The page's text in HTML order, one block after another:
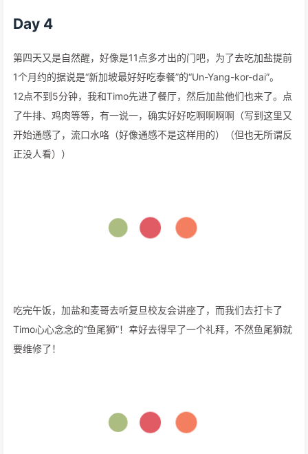
Day 4
第四天又是自然醒，好像是11点多才出的门吧，为了去吃加盐提前
1个月约的据说是“新加坡最好好吃泰餐”的“Un-Yang-kor-dai”。
12点不到5分钟，我和Timo先进了餐厅，然后加盐他们也来了。点
了牛排、鸡肉等等，有一说一，确实好好吃啊啊啊啊（写到这里又
开始通感了，流口水咯（好像通感不是这样用的）（但也无所谓反
正没人看））
吃完午饭，加盐和麦哥去听复旦校友会讲座了，而我们去打卡了
Timo心心念念的“鱼尾狮”！幸好去得早了一个礼拜，不然鱼尾狮就
要维修了！